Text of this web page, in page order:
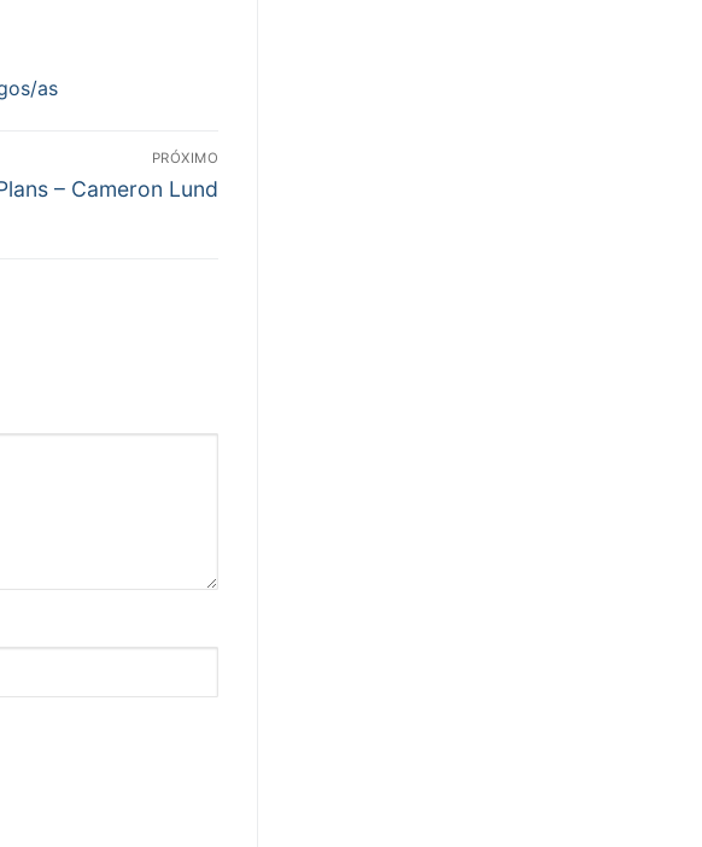
as
PRÓXIMO
– Cameron Lund